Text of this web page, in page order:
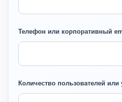
Телефон или корпоративный
Количество пользователей или